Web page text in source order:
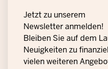
Jetzt zu unserem
Newsletter anmelden!
Bleiben Sie auf dem
Neuigkeiten zu
vielen weiteren